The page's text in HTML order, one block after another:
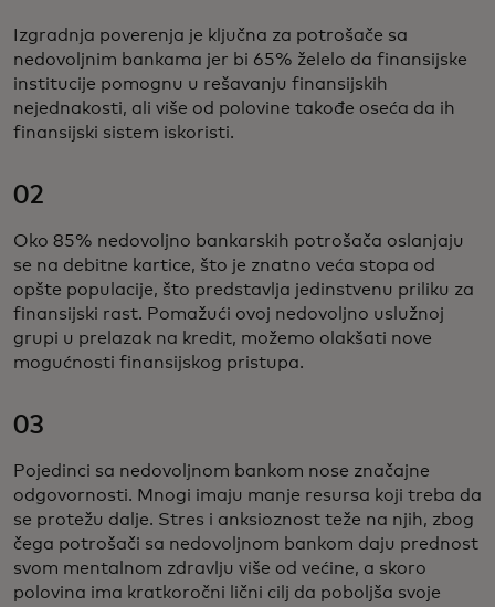
Izgradnja poverenja je ključna za potrošače sa
nedovoljnim bankama jer bi 65% želelo da finansijske
institucije pomognu u rešavanju finansijskih
nejednakosti, ali više od polovine takođe oseća da ih
finansijski sistem iskoristi.
02
Oko 85% nedovoljno bankarskih potrošača oslanjaju
se na debitne kartice, što je znatno veća stopa od
opšte populacije, što predstavlja jedinstvenu priliku za
finansijski rast. Pomažući ovoj nedovoljno uslužnoj
grupi u prelazak na kredit, možemo olakšati nove
mogućnosti finansijskog pristupa.
03
Pojedinci sa nedovoljnom bankom nose značajne
odgovornosti. Mnogi imaju manje resursa koji treba da
se protežu dalje. Stres i anksioznost teže na njih, zbog
čega potrošači sa nedovoljnom bankom daju prednost
svom mentalnom zdravlju više od većine, a skoro
polovina ima kratkoročni lični cilj da poboljša svoje